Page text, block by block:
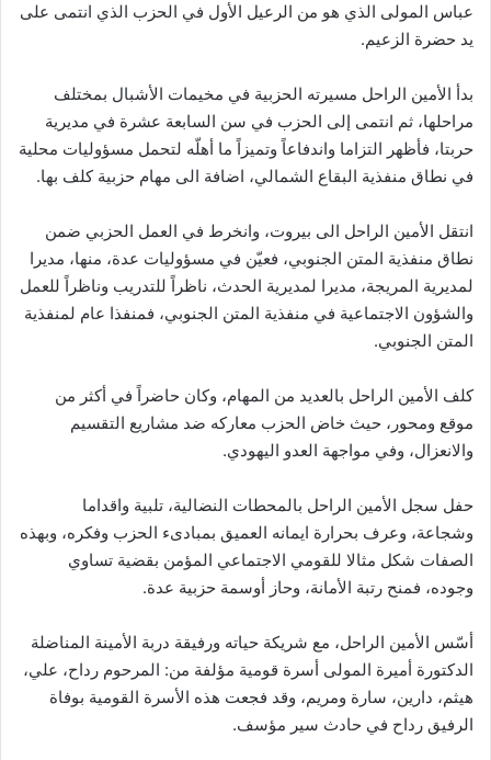
عباس المولى الذي هو من الرعيل الأول في الحزب الذي انتمى على
يد حضرة الزعيم.
بدأ الأمين الراحل مسيرته الحزبية في مخيمات الأشبال بمختلف
مراحلها، ثم انتمى إلى الحزب في سن السابعة عشرة في مديرية
حربتا، فأظهر التزاما واندفاعاً وتميزاً ما أهلّه لتحمل مسؤوليات محلية
في نطاق منفذية البقاع الشمالي، اضافة الى مهام حزبية كلف بها.
انتقل الأمين الراحل الى بيروت، وانخرط في العمل الحزبي ضمن
نطاق منفذية المتن الجنوبي، فعيّن في مسؤوليات عدة، منها، مديرا
لمديرية المريجة، مديرا لمديرية الحدث، ناظراً للتدريب وناظراً للعمل
والشؤون الاجتماعية في منفذية المتن الجنوبي، فمنفذا عام لمنفذية
المتن الجنوبي.
كلف الأمين الراحل بالعديد من المهام، وكان حاضراً في أكثر من
موقع ومحور، حيث خاض الحزب معاركه ضد مشاريع التقسيم
والانعزال، وفي مواجهة العدو اليهودي.
حفل سجل الأمين الراحل بالمحطات النضالية، تلبية واقداما
وشجاعة، وعرف بحرارة ايمانه العميق بمبادىء الحزب وفكره، وبهذه
الصفات شكل مثالا للقومي الاجتماعي المؤمن بقضية تساوي
وجوده، فمنح رتبة الأمانة، وحاز أوسمة حزبية عدة.
أسّس الأمين الراحل، مع شريكة حياته ورفيقة دربة الأمينة المناضلة
الدكتورة أميرة المولى أسرة قومية مؤلفة من: المرحوم رداح، علي،
هيثم، دارين، سارة ومريم، وقد فجعت هذه الأسرة القومية بوفاة
الرفيق رداح في حادث سير مؤسف.